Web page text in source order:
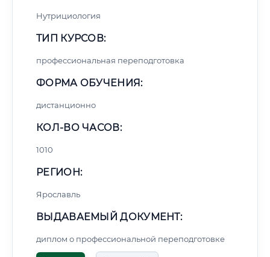
Нутрициология
ТИП КУРСОВ:
профессиональная переподготовка
ФОРМА ОБУЧЕНИЯ:
дистанционно
КОЛ-ВО ЧАСОВ:
1010
РЕГИОН:
Ярославль
ВЫДАВАЕМЫЙ ДОКУМЕНТ:
диплом о профессиональной переподготовке